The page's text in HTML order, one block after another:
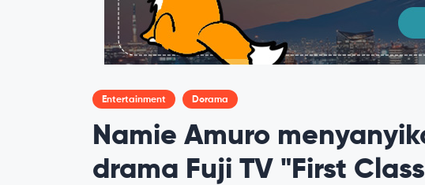
Entertainment Dorama
Namie Amuro
drama Fuji TV "First